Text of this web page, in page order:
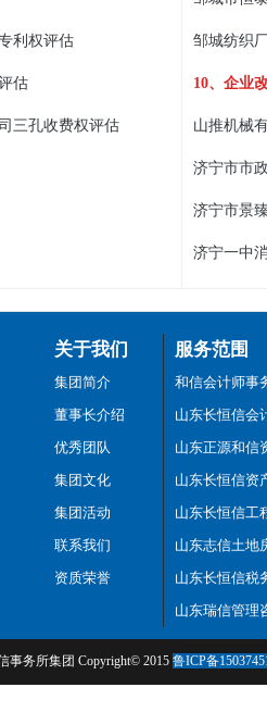
利权评估
估
三孔收费权评估
邹城纺织
10、企业
山推机械
济宁市市
济宁市景
济宁一中
关于我们
集团简介
董事长介绍
优秀团队
集团文化
集团活动
联系我们
资质荣誉
服务范围
和信会计师事
山东长恒信会
山东正源和信
山东长恒信资
山东长恒信工
山东志信土地
山东长恒信税
山东瑞信管理
事务所集团 Copyright© 2015 鲁ICP备